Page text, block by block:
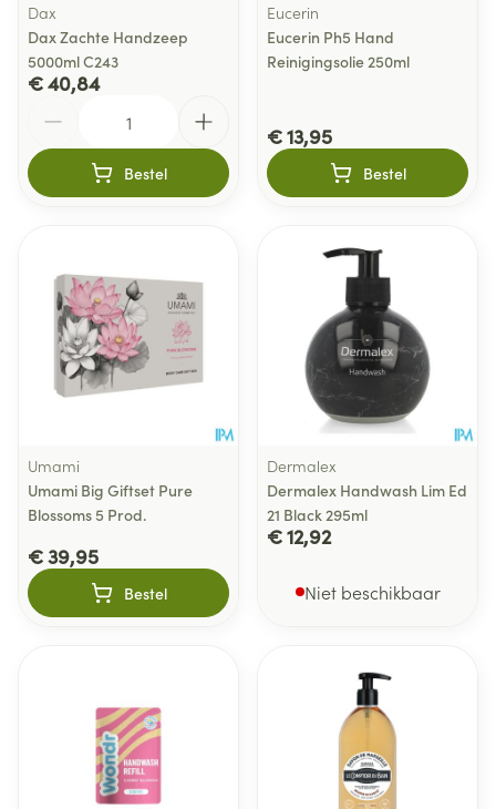
Dax
Dax Zachte Handzeep
5000ml C243
€ 40,84
Bestel
Eucerin
Eucerin Ph5 Hand
Reinigingsolie 250ml
€ 13,95
Bestel
Umami
Umami Big Giftset Pure
Blossoms 5 Prod.
€ 39,95
Bestel
Dermalex
Dermalex Handwash Lim Ed
21 Black 295ml
€ 12,92
Niet beschikbaar